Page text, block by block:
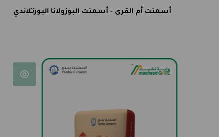
أسمنت أم القرى – أسمنت البوزولانا البورتلاندي